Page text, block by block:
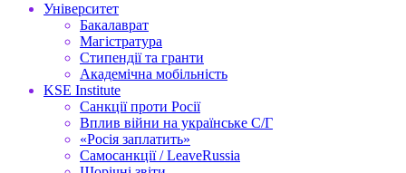
Університет
Бакалаврат
Магістратура
Стипендії та гранти
Академічна мобільність
KSE Institute
Санкції проти Росії
Вплив війни на українське С/Г
«Росія заплатить»
Самосанкції / LeaveRussia